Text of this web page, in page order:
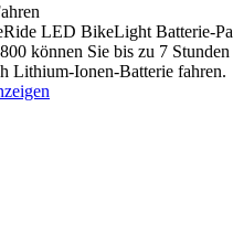
LED BikeLight Batterie-
können Sie bis zu 7
Lithium-Ionen-Batterie fahren.